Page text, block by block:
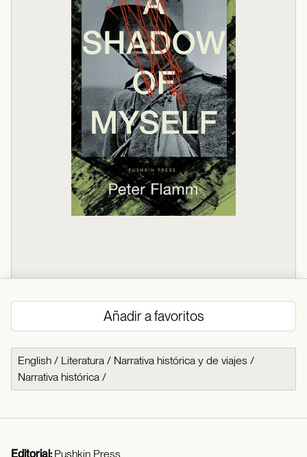
Añadir a favoritos
English / Literatura / Narrativa histórica y de viajes /
Narrativa histórica /
Editorial:Pushkin Press